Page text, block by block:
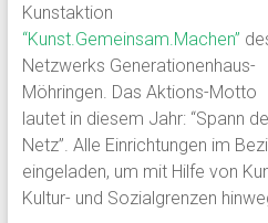
Kunstaktion
“Kunst.Gemeinsam.Machen”
Netzwerks Generationenhaus-
Möhringen. Das Aktions-Motto
lautet in diesem Jahr: “Spann
Netz”. Alle Einrichtungen im
eingeladen, um mit Hilfe von
Kultur- und Sozialgrenzen